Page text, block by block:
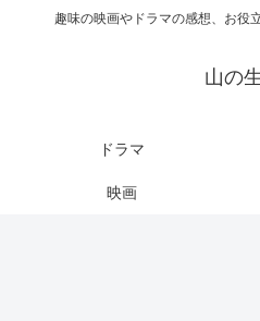
趣味の映画やドラマの感想、お役
山の
ドラマ
映画